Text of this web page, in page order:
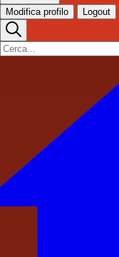
Modifica profilo Logout